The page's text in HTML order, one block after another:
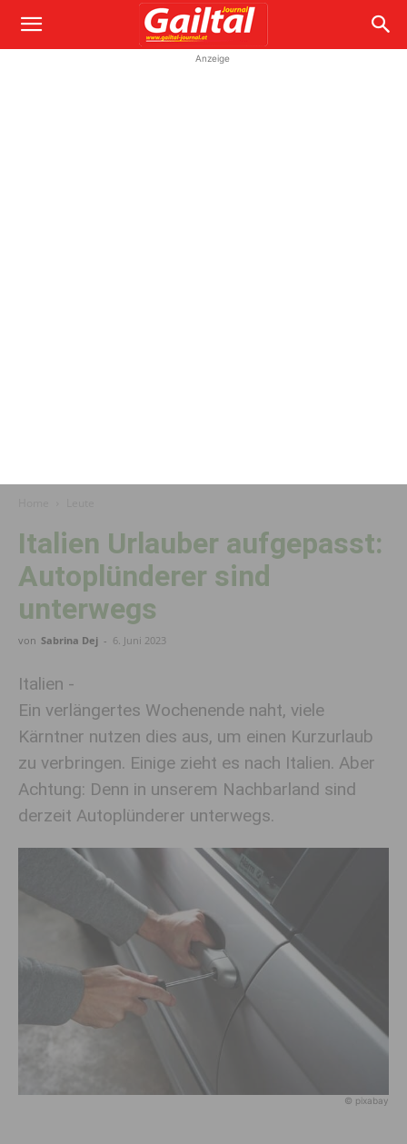
Anzeige
Italien Urlauber aufgepasst:
Auto­plünderer sind
unterwegs
von Sabrina Dej - 6. Juni 2023
Italien -
Ein verlängertes Wochenende naht, viele
Kärntner nutzen dies aus, um einen Kurzurlaub
zu verbringen. Einige zieht es nach Italien. Aber
Achtung: Denn in unserem Nachbarland sind
derzeit Autoplünderer unterwegs.
© pixabay